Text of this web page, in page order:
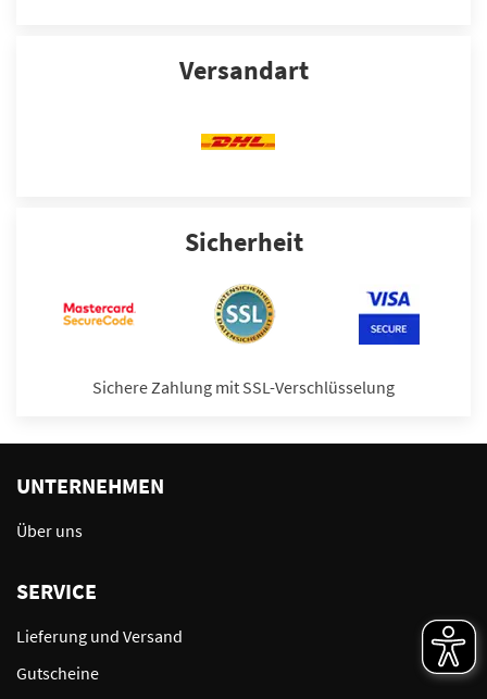
Versandart
Sicherheit
Sichere Zahlung mit SSL-Verschlüsselung
UNTERNEHMEN
Über uns
SERVICE
Lieferung und Versand
Gutscheine